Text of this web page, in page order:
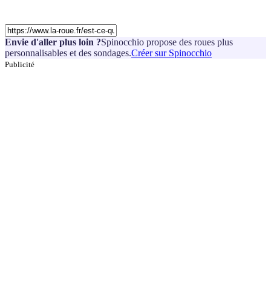
Envie d'aller plus loin ?Spinocchio propose des roues plus
personnalisables et des sondages.Créer sur Spinocchio
Publicité